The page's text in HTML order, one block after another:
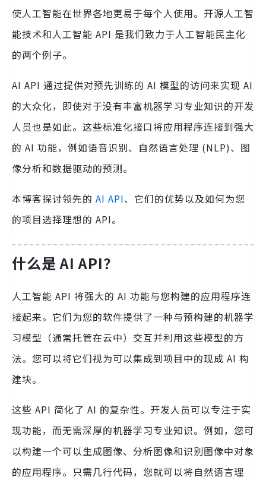
使人工智能在世界各地更易于每个人使用。开源人工智
能技术和人工智能 API 是我们致力于人工智能民主化
的两个例子。
AI API 通过提供对预先训练的 AI 模型的访问来实现 AI
的大众化，即使对于没有丰富机器学习专业知识的开发
人员也是如此。这些标准化接口将应用程序连接到强大
的 AI 功能，例如语音识别、自然语言处理 (NLP)、图
像分析和数据驱动的预测。
本博客探讨领先的 AI API、它们的优势以及如何为您
的项目选择理想的 API。
什么是 AI API？
人工智能 API 将强大的 AI 功能与您构建的应用程序连
接起来。它们为您的软件提供了一种与预构建的机器学
习模型（通常托管在云中）交互并利用这些模型的方
法。您可以将它们视为可以集成到项目中的现成 AI 构
建块。
这些 API 简化了 AI 的复杂性。开发人员可以专注于实
现功能，而无需深厚的机器学习专业知识。例如，您可
以构建一个可以生成图像、分析图像和识别图像中对象
的应用程序。只需几行代码，您就可以将自然语言理